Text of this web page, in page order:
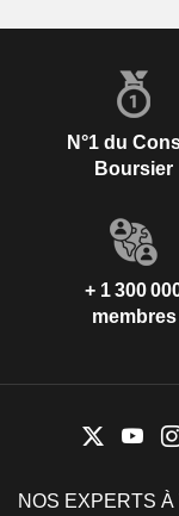
N°1 du
Boursier
+ 1 300
membres
NOS EXPERTS À